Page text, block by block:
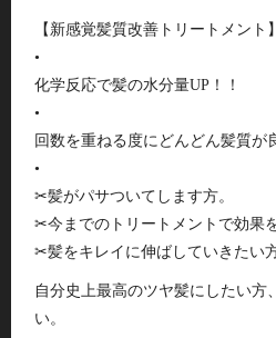
【新感覚髪質改善トリートメント】
•
化学反応で髪の水分量UP！！
•
回数を重ねる度にどんどん髪質が
•
✂︎髪がパサついてします方。
✂︎今までのトリートメントで効果
✂︎髪をキレイに伸ばしていきたい方
自分史上最高のツヤ髪にしたい方
い。